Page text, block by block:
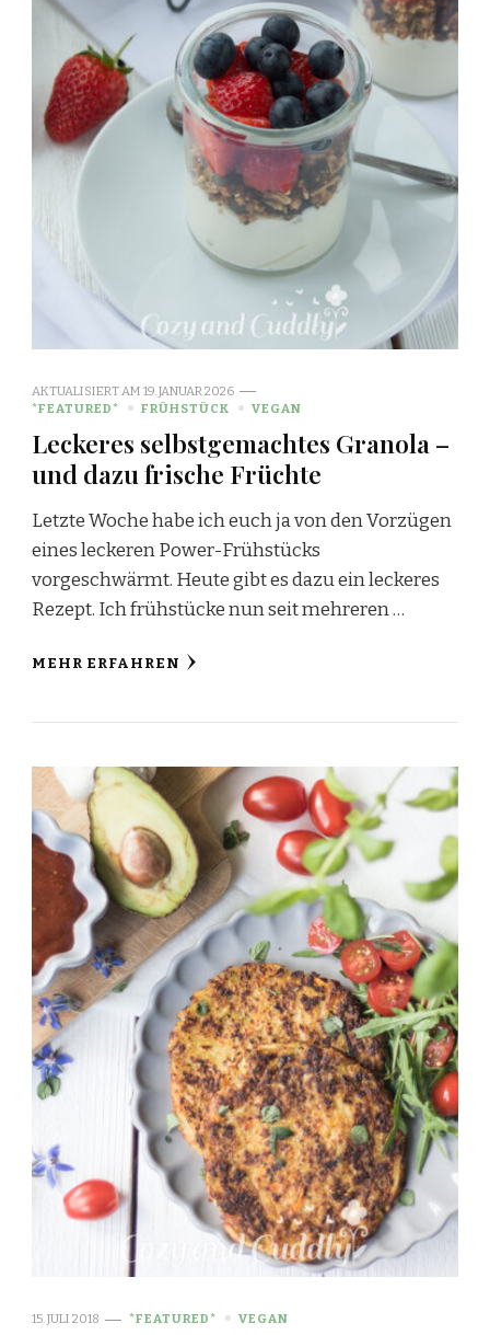
AKTUALISIERT AM 19. JANUAR 2026
*FEATURED*
FRÜHSTÜCK VEGAN
Leckeres selbstgemachtes Granola –
und dazu frische Früchte
Letzte Woche habe ich euch ja von den Vorzügen
eines leckeren Power-Frühstücks
vorgeschwärmt. Heute gibt es dazu ein leckeres
Rezept. Ich frühstücke nun seit mehreren …
MEHR ERFAHREN
15. JULI 2018 *FEATURED* VEGAN